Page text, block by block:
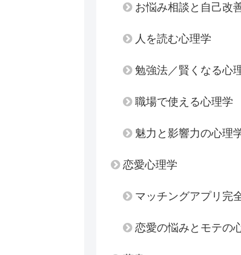
お悩み相談と自己改
人を読む心理学
勉強法／賢くなる心
職場で使える心理学
魅力と影響力の心理
恋愛心理学
マッチングアプリ完
恋愛の悩みとモテの